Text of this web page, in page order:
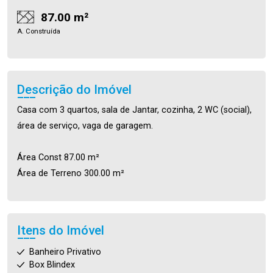
87.00 m²
A. Construída
Descrição do Imóvel
Casa com 3 quartos, sala de Jantar, cozinha, 2 WC (social),
área de serviço, vaga de garagem.
Área Const 87.00 m²
Área de Terreno 300.00 m²
Itens do Imóvel
Banheiro Privativo
Box Blindex